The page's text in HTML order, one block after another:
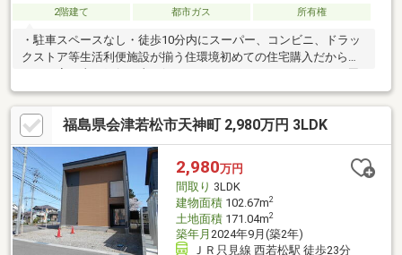
2階建て 都市ガス 所有権
・駐車スペースなし・徒歩10分内にスーパー、コンビニ、ドラッ
クストア等生活利便施設が揃う住環境初めての住宅購入だからこ
辺環境---■城西小学校・・・徒歩12分■第四中学校・・・徒歩7分
◆『頭金 0円』『車のローンが残ってる』『転職したばかり』そ
んな方もご購入可能です！◆経験豊富な弊社スタッフがご購入の
サポートを致します！◆平日、土日祝、夜間やお仕事帰りでも内
覧可ＬＩＮＥからもお気軽にお問い合わせできます♪ＬＩＮＥの
「友だち追加」→「＠ｐｒｅｓｔｉｇｅ－ｈｎｅｔ」でＩＤ検
索！
福島県会津若松市天神町 2,980万円 3LDK
2,980万円
間取り 3LDK
建物面積102.67m2
土地面積171.04m2
築年月 2024年9月(築2年)
ＪＲ只見線 西若松駅 徒歩23分